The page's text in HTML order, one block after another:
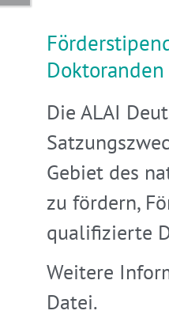
Die ALAI
Gebiet des
zu fördern,
qualifizierte
Weitere
Datei.